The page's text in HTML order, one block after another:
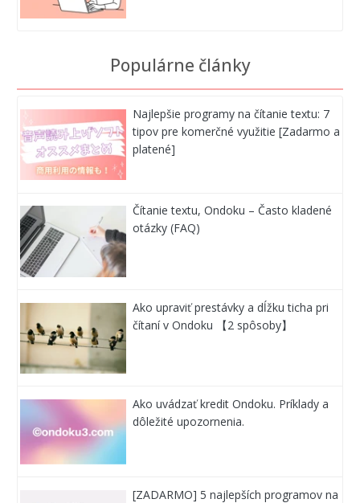
Populárne články
Najlepšie programy na čítanie textu: 7
tipov pre komerčné využitie [Zadarmo a
platené]
Čítanie textu, Ondoku – Často kladené
otázky (FAQ)
Ako upraviť prestávky a dĺžku ticha pri
čítaní v Ondoku 【2 spôsoby】
Ako uvádzať kredit Ondoku. Príklady a
dôležité upozornenia.
[ZADARMO] 5 najlepších programov na